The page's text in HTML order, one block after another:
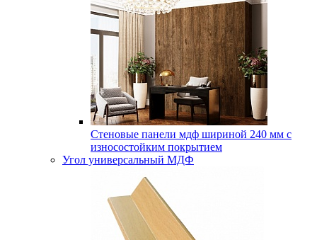
Стеновые панели мдф шириной 240 мм с
износостойким покрытием
Угол универсальный МДФ